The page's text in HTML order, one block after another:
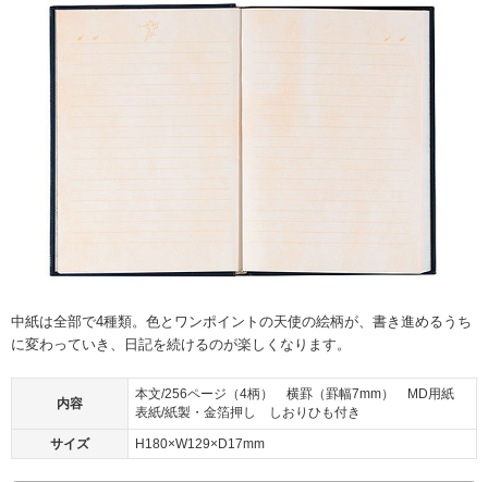
中紙は全部で4種類。色とワンポイントの天使の絵柄が、書き進めるうち
に変わっていき、日記を続けるのが楽しくなります。
内容
本文/256ページ（4柄） 横罫（罫幅7mm） MD用紙
表紙/紙製・金箔押し しおりひも付き
サイズ H180×W129×D17mm